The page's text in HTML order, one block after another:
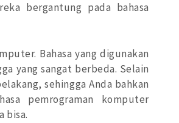
bergantung pada bahasa
Bahasa yang digunakan
yang sangat berbeda. Selain
sehingga Anda bahkan
pemrograman komputer
bisa.